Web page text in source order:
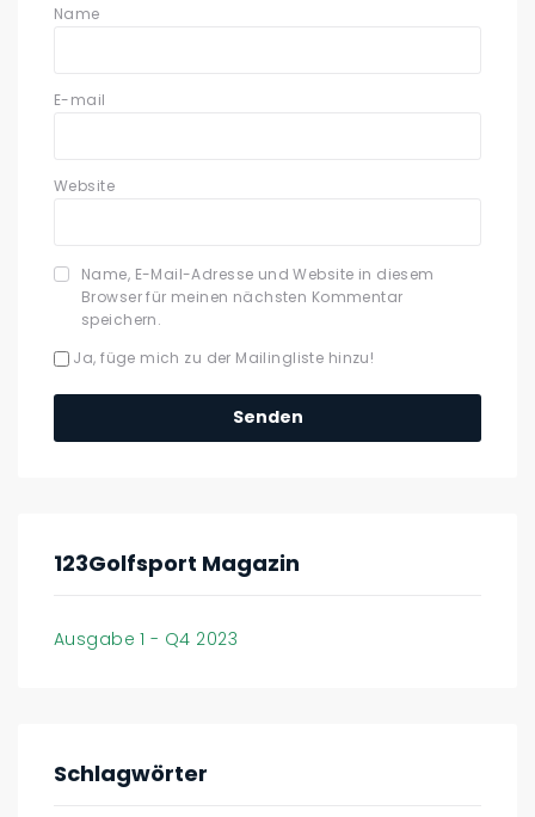
Name
E-mail
Website
Name, E-Mail-Adresse und Website in diesem
Browser für meinen nächsten Kommentar
speichern.
Ja, füge mich zu der Mailingliste hinzu!
123Golfsport Magazin
Ausgabe 1 - Q4 2023
Schlagwörter